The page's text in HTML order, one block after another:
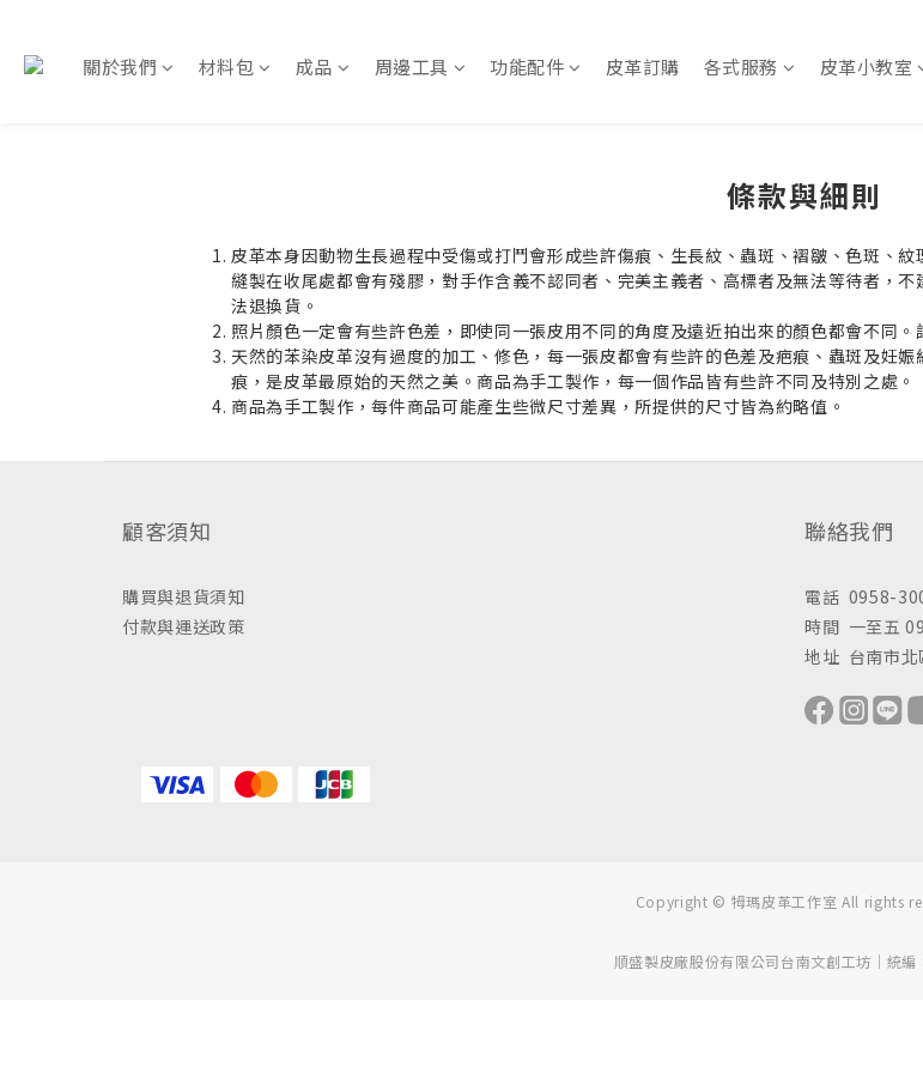
關於我們 材料包 成品 周邊工具 功能配件 皮革訂購 各式服務 皮革小教室
條款與細則
皮革本身因動物生長過程中受傷或打鬥會形成些許傷痕、生長紋、蟲斑、褶皺、色斑、
縫製在收尾處都會有殘膠，對手作含義不認同者、完美主義者、高標者及無法等待者，
法退換貨。
照片顏色一定會有些許色差，即使同一張皮用不同的角度及遠近拍出來的顏色都會不同。
天然的苯染皮革沒有過度的加工、修色，每一張皮都會有些許的色差及疤痕、蟲斑及妊
痕，是皮革最原始的天然之美。商品為手工製作，每一個作品皆有些許不同及特別之處。
商品為手工製作，每件商品可能產生些微尺寸差異，所提供的尺寸皆為約略值。
顧客須知
購買與退貨須知
付款與運送政策
聯絡我們
電話 0958-
時間 一至五
地址 台南市
Copyright © 牳瑪皮革工作室 All rights
順盛製皮廠股份有限公司台南文創工坊｜統